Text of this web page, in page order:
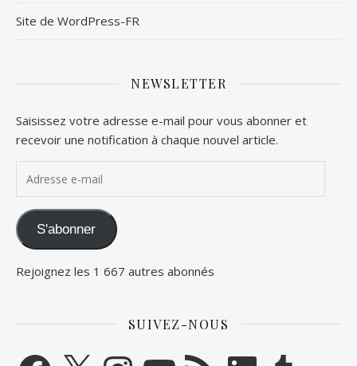
Site de WordPress-FR
NEWSLETTER
Saisissez votre adresse e-mail pour vous abonner et
recevoir une notification à chaque nouvel article.
S'abonner
Rejoignez les 1 667 autres abonnés
SUIVEZ-NOUS
Facebook
X InstagramYouTubeFlux RSSLinkedIn Tumblr